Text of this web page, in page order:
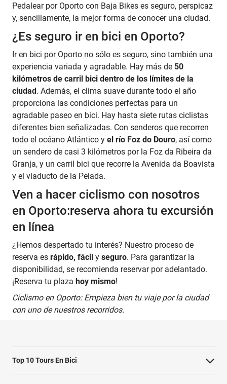
Pedalear por Oporto con Baja Bikes es seguro, perspicaz
y, sencillamente, la mejor forma de conocer una ciudad.
¿Es seguro ir en bici en Oporto?
Ir en bici por Oporto no sólo es seguro, sino también una
experiencia variada y agradable. Hay más de 50
kilómetros de carril bici dentro de los límites de la
ciudad. Además, el clima suave durante todo el año
proporciona las condiciones perfectas para un
agradable paseo en bici. Hay hasta siete rutas ciclistas
diferentes bien señalizadas. Con senderos que recorren
todo el océano Atlántico y el río Foz do Douro, así como
un sendero de casi 3 kilómetros por la Foz da Ribeira da
Granja, y un carril bici que recorre la Avenida da Boavista
y el viaducto de la Pelada.
Ven a hacer ciclismo con nosotros
en Oporto:reserva ahora tu excursión
en línea
¿Hemos despertado tu interés? Nuestro proceso de
reserva es rápido, fácil y seguro. Para garantizar la
disponibilidad, se recomienda reservar por adelantado.
¡Reserva tu plaza hoy mismo!
Ciclismo en Oporto: Empieza bien tu viaje por la ciudad
con uno de nuestros recorridos.
Top 10 Tours En Bici